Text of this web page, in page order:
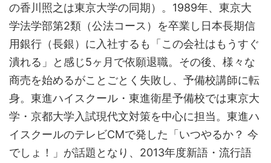
の香川照之は東京大学の同期）。1989年、東京大
学法学部第2類（公法コース）を卒業し日本長期信
用銀行（長銀）に入社するも「この会社はもうすぐ
潰れる」と感じ5ヶ月で依願退職。その後、様々な
商売を始めるがことごとく失敗し、予備校講師に転
身。東進ハイスクール・東進衛星予備校では東京大
学・京都大学入試現代文対策を中心に担当。東進ハ
イスクールのテレビCMで発した「いつやるか？ 今
でしょ！」が話題となり、2013年度新語・流行語